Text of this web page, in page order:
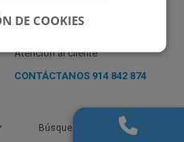
Atención al cliente
CONTÁCTANOS 914 842 874
Búsquedas populares
DE COOKIES